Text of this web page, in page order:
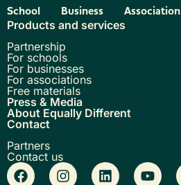
School Business Association
Products and services
Partnership
For schools
For businesses
For associations
Free materials
Press & Media
About Equally Different
Contact
Partners
Contact us